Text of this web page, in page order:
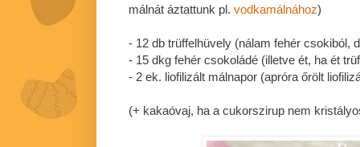
málnát áztattunk pl. vodkamálnához)
- 12 db trüffelhüvely (nálam fehér csokiból,
- 15 dkg fehér csokoládé (illetve ét, ha ét
- 2 ek. liofilizált málnapor (apróra őrölt
(+ kakaóvaj, ha a cukorszirup nem